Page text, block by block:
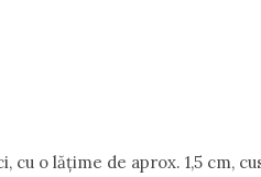
o lățime de aprox. 1,5 cm,